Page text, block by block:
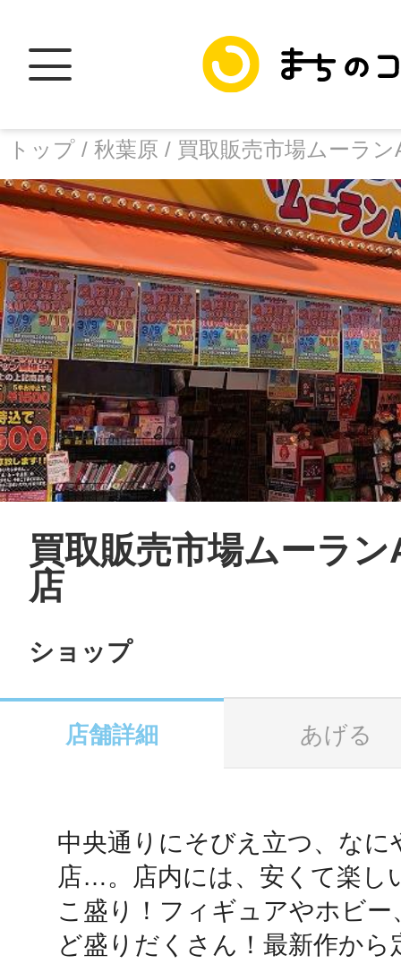
トップ / 秋葉原 / 買取販売市場ムーラ
facebook
X
LINE
SMS
URLをコピー
買取販売市場ムーラ
店
ショップ
店舗詳細 あげる
中央通りにそびえ立つ、なに
店…。店内には、安くて楽し
こ盛り！フィギュアやホビ
ど盛りだくさん！最新作から
トップ
加盟スポットに
地域に導入を
智頭
鴻巣